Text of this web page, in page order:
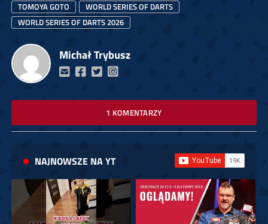
TOMOYA GOTO
WORLD SERIES OF DARTS
WORLD SERIES OF DARTS 2026
Michał Trybusz
1 KOMENTARZY
NAJNOWSZE NA YT